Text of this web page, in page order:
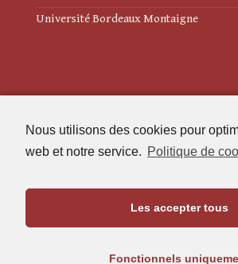
Nous utilisons des cookies pour
web et notre service. Politique de
Les accepter tous
Fonctionnels
Université Bordeaux Montaigne
Politique de cookies (UE)
Maison de l'Archéologie